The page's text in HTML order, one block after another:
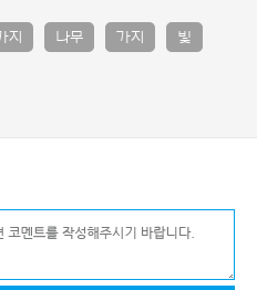
지 나무 가지 빛